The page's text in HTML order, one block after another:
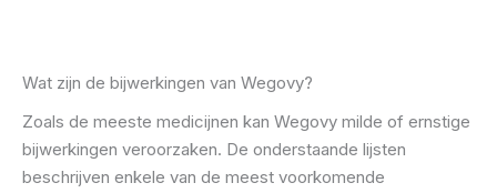
Wat zijn de bijwerkingen van Wegovy?
Zoals de meeste medicijnen kan Wegovy milde of ernstige
bijwerkingen veroorzaken. De onderstaande lijsten
beschrijven enkele van de meest voorkomende